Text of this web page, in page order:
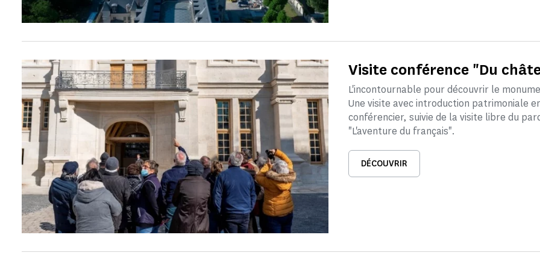
Visite conférence "Du
L'incontournable pour découvrir le
Une visite avec introduction patrimoniale
conférencier, suivie de la visite libre du
"L'aventure du français".
DÉCOUVRIR